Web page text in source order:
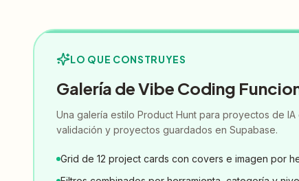
LO QUE CONSTRUYES
Galería de Vibe Coding
Una galería estilo Product Hunt para proyectos de
validación y proyectos guardados en Supabase.
Grid de 12 project cards con covers e imagen por